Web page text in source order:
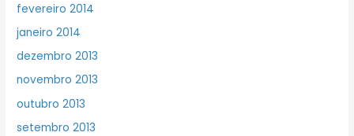
fevereiro 2014
janeiro 2014
dezembro 2013
novembro 2013
outubro 2013
setembro 2013